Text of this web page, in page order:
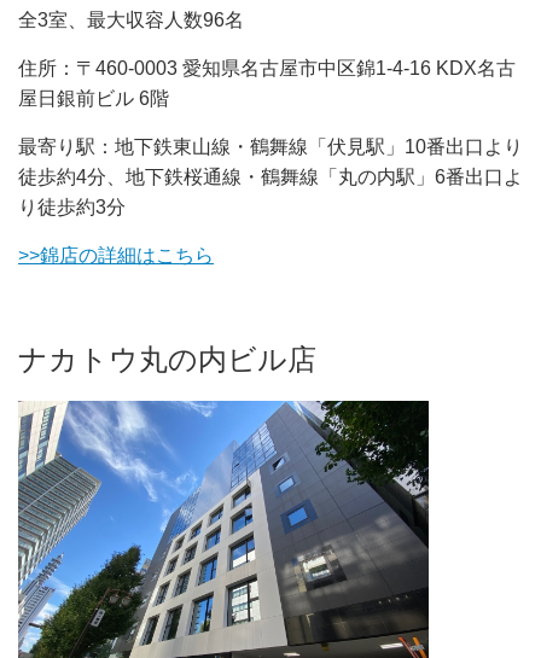
全3室、最大収容人数96名
住所：〒460-0003 愛知県名古屋市中区錦1-4-16 KDX名古
屋日銀前ビル 6階
最寄り駅：地下鉄東山線・鶴舞線「伏見駅」10番出口より
徒歩約4分、地下鉄桜通線・鶴舞線「丸の内駅」6番出口よ
り徒歩約3分
>>錦店の詳細はこちら
ナカトウ丸の内ビル店